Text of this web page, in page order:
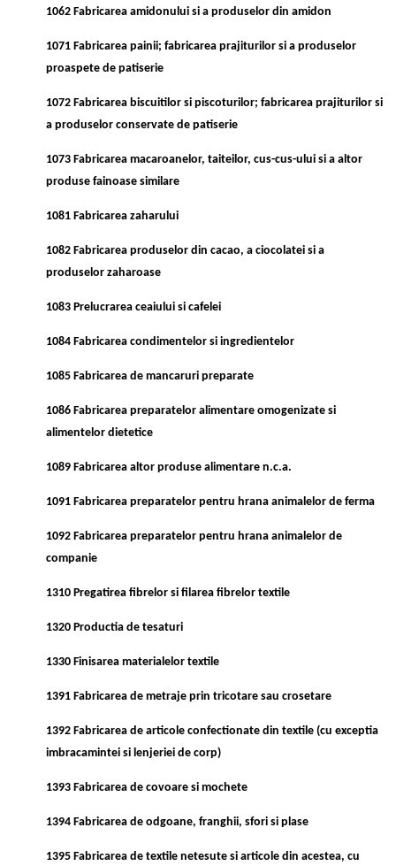
1062 Fabricarea amidonului si a produselor din amidon
1071 Fabricarea painii; fabricarea prajiturilor si a produselor
proaspete de patiserie
1072 Fabricarea biscuitilor si piscoturilor; fabricarea prajiturilor si
a produselor conservate de patiserie
1073 Fabricarea macaroanelor, taiteilor, cus-cus-ului si a altor
produse fainoase similare
1081 Fabricarea zaharului
1082 Fabricarea produselor din cacao, a ciocolatei si a
produselor zaharoase
1083 Prelucrarea ceaiului si cafelei
1084 Fabricarea condimentelor si ingredientelor
1085 Fabricarea de mancaruri preparate
1086 Fabricarea preparatelor alimentare omogenizate si
alimentelor dietetice
1089 Fabricarea altor produse alimentare n.c.a.
1091 Fabricarea preparatelor pentru hrana animalelor de ferma
1092 Fabricarea preparatelor pentru hrana animalelor de
companie
1310 Pregatirea fibrelor si filarea fibrelor textile
1320 Productia de tesaturi
1330 Finisarea materialelor textile
1391 Fabricarea de metraje prin tricotare sau crosetare
1392 Fabricarea de articole confectionate din textile (cu exceptia
imbracamintei si lenjeriei de corp)
1393 Fabricarea de covoare si mochete
1394 Fabricarea de odgoane, franghii, sfori si plase
1395 Fabricarea de textile netesute si articole din acestea, cu